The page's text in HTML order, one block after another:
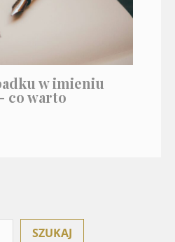
w imieniu
co warto
SZUKAJ